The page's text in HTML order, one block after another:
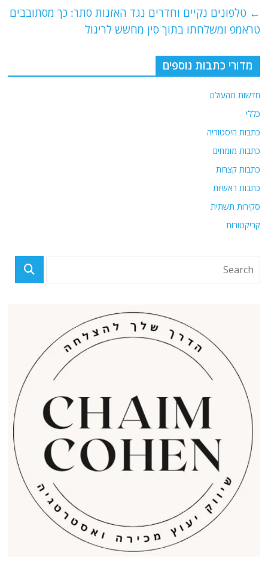
s
A
p
p
g
ra
m
l
er
e
b
o
← טלפונים נקיים וחדרים נגד האזנות סתר: כך מסתובבים
טראמפ ומשלחתו בתוך סין מחשש לריגול
מדורי כתבות נוספים
חדשות מהעולם
כללי
כתבות היסטוריה
כתבות מומחים
כתבות קצרות
כתבות ראשיות
סקירות תשתית
קריקטורות